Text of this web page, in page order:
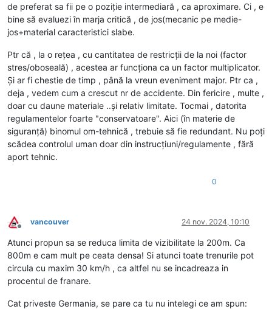
de preferat sa fii pe o poziție intermediară , ca aproximare. Ci , e
bine să evaluezi în marja critică , de jos(mecanic pe medie-
jos+material caracteristici slabe.
Ptr că , la o rețea , cu cantitatea de restricții de la noi (factor
stres/oboseală) , acestea ar funcționa ca un factor multiplicator.
Și ar fi chestie de timp , până la vreun eveniment major. Ptr ca ,
deja , vedem cum a crescut nr de accidente. Din fericire , multe ,
doar cu daune materiale ..și relativ limitate. Tocmai , datorita
regulamentelor foarte "conservatoare". Aici (în materie de
siguranță) binomul om-tehnică , trebuie să fie redundant. Nu poți
scădea controlul uman doar din instrucțiuni/regulamente , fără
aport tehnic.
0
Deconectat
vancouver 24 nov. 2024, 10:10
Atunci propun sa se reduca limita de vizibilitate la 200m. Ca
800m e cam mult pe ceata densa! Si atunci toate trenurile pot
circula cu maxim 30 km/h , ca altfel nu se incadreaza in
procentul de franare.
Cat priveste Germania, se pare ca tu nu intelegi ce am spun: